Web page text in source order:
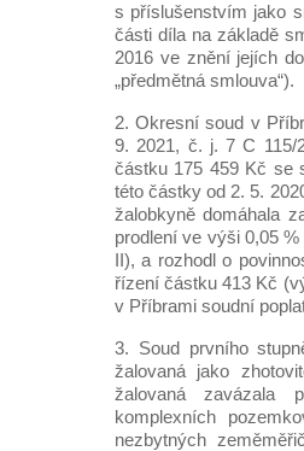
s příslušenstvím jako
části díla na základě
2016 ve znění jejích
„předmětná smlouva“).
2. Okresní soud v
9. 2021, č. j. 7 C 115/
částku 175 459 Kč se
této částky od 2. 5.
žalobkyně domáhala
prodlení ve výši 0,05
II), a rozhodl o
řízení částku 413 Kč
v Příbrami soudní
3. Soud prvního
žalovaná jako
žalovaná zavázala
komplexních
nezbytných